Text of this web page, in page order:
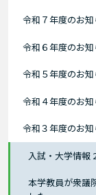
令和７年度のお知
令和６年度のお知
令和５年度のお知
令和４年度のお知
令和３年度のお知
入試・大学情報
本学教員が衆議